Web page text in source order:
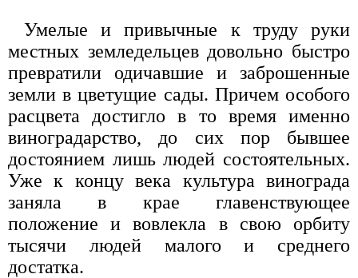
Умелые и привычные к труду руки
местных земледельцев довольно быстро
превратили одичавшие и заброшенные
земли в цветущие сады. Причем особого
расцвета достигло в то время именно
виноградарство, до сих пор бывшее
достоянием лишь людей состоятельных.
Уже к концу века культура винограда
заняла в крае главенствующее
положение и вовлекла в свою орбиту
тысячи людей малого и среднего
достатка.